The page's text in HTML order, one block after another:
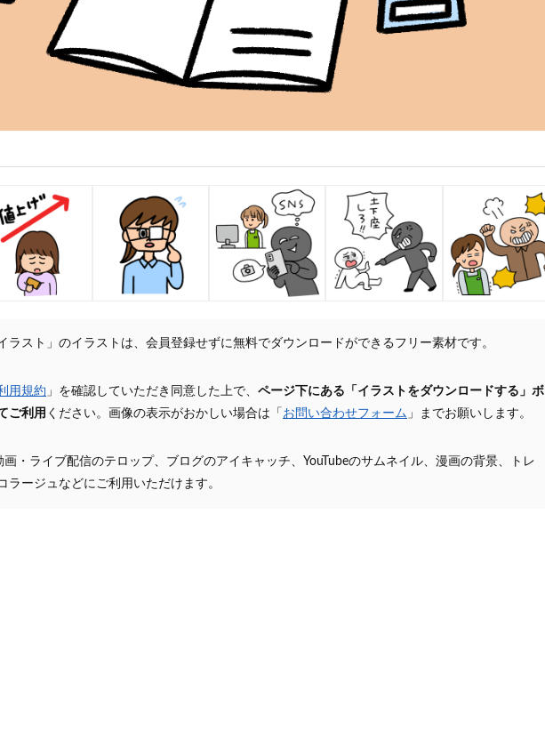
ラスト」のイラストは、会員登録せずに無料でダウンロードができるフリー素材です。
用規約 」を確認していただき同意した上で、 ページ下にある「イラストをダウンロードする」ボ
ご利用 ください。画像の表示がおかしい場合は「 お問い合わせフォーム 」までお願いします。
画・ライブ配信のテロップ、ブログのアイキャッチ、YouTubeのサムネイル、漫画の背景、トレ
ラージュなどにご利用いただけます。